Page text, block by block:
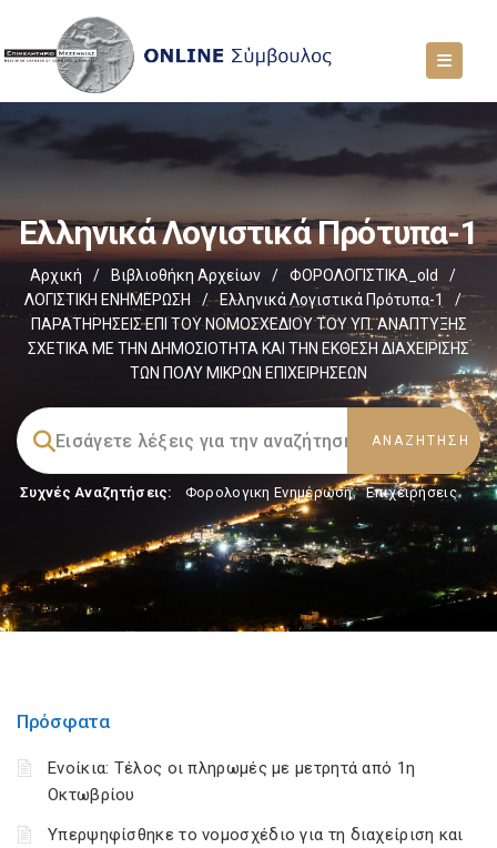
Ελληνικά Λογιστικά Πρότυπα-1
Αρχική / Βιβλιοθήκη Αρχείων / ΦΟΡΟΛΟΓΙΣΤΙΚΑ_old
/
ΛΟΓΙΣΤΙΚΗ ΕΝΗΜΕΡΩΣΗ
/ Ελληνικά Λογιστικά Πρότυπα-1
/
ΠΑΡΑΤΗΡΗΣΕΙΣ ΕΠΙ ΤΟΥ ΝΟΜΟΣΧΕΔΙΟΥ ΤΟΥ ΥΠ. ΑΝΑΠΤΥΞΗΣ
ΣΧΕΤΙΚΑ ΜΕ ΤΗΝ ΔΗΜΟΣΙΟΤΗΤΑ ΚΑΙ ΤΗΝ ΕΚΘΕΣΗ ΔΙΑΧΕΙΡΙΣΗΣ
ΤΩΝ ΠΟΛΥ ΜΙΚΡΩΝ ΕΠΙΧΕΙΡΗΣΕΩΝ
Συχνές Αναζητήσεις: Φορολογικη Ενημέρωση, Επιχειρήσεις
Πρόσφατα
Ενοίκια: Τέλος οι πληρωμές με μετρητά από 1η
Οκτωβρίου
Υπερψηφίσθηκε το νομοσχέδιο για τη διαχείριση και